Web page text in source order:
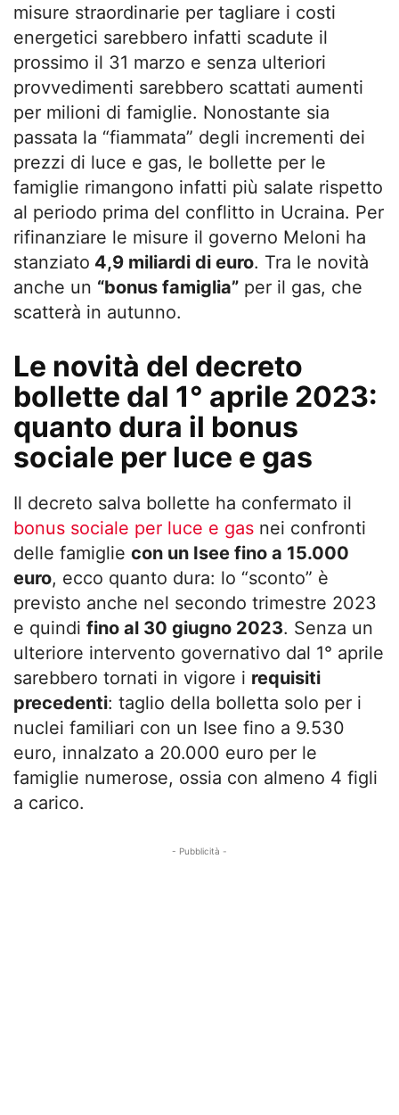
misure straordinarie per tagliare i costi
energetici sarebbero infatti scadute il
prossimo il 31 marzo e senza ulteriori
provvedimenti sarebbero scattati aumenti
per milioni di famiglie. Nonostante sia
passata la “fiammata” degli incrementi dei
prezzi di luce e gas, le bollette per le
famiglie rimangono infatti più salate rispetto
al periodo prima del conflitto in Ucraina. Per
rifinanziare le misure il governo Meloni ha
stanziato 4,9 miliardi di euro. Tra le novità
anche un “bonus famiglia” per il gas, che
scatterà in autunno.
Le novità del decreto
bollette dal 1° aprile 2023:
quanto dura il bonus
sociale per luce e gas
Il decreto salva bollette ha confermato il
bonus sociale per luce e gas nei confronti
delle famiglie con un Isee fino a 15.000
euro, ecco quanto dura: lo “sconto” è
previsto anche nel secondo trimestre 2023
e quindi fino al 30 giugno 2023. Senza un
ulteriore intervento governativo dal 1° aprile
sarebbero tornati in vigore i requisiti
precedenti: taglio della bolletta solo per i
nuclei familiari con un Isee fino a 9.530
euro, innalzato a 20.000 euro per le
famiglie numerose, ossia con almeno 4 figli
a carico.
- Pubblicità -